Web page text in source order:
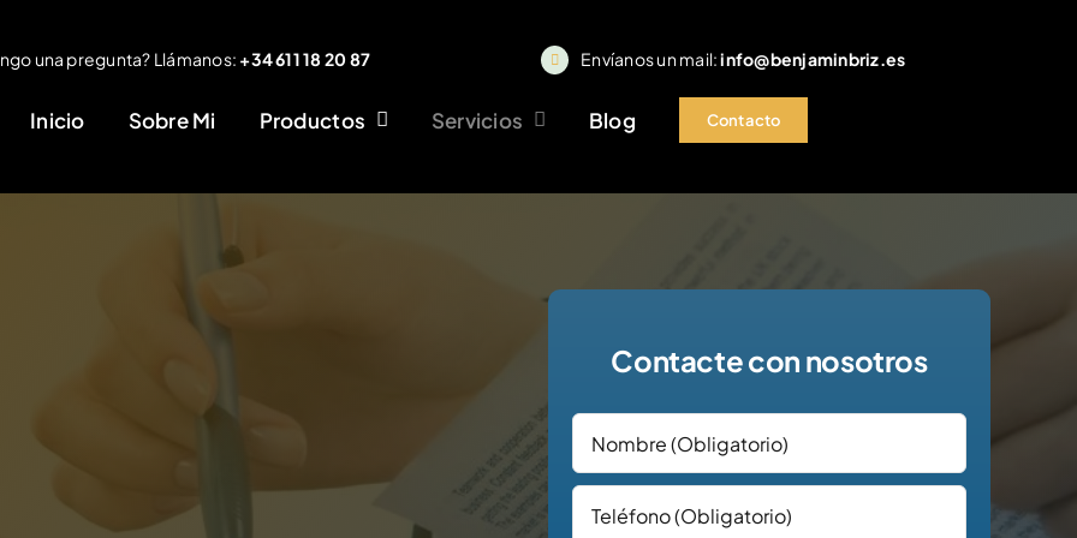
una pregunta? Llámanos: +34 611 18 20 87 Envíanos un mail:info@benjaminbriz.es
Inicio Sobre Mi Productos Servicios Blog Contacto
Contacte con nosotros